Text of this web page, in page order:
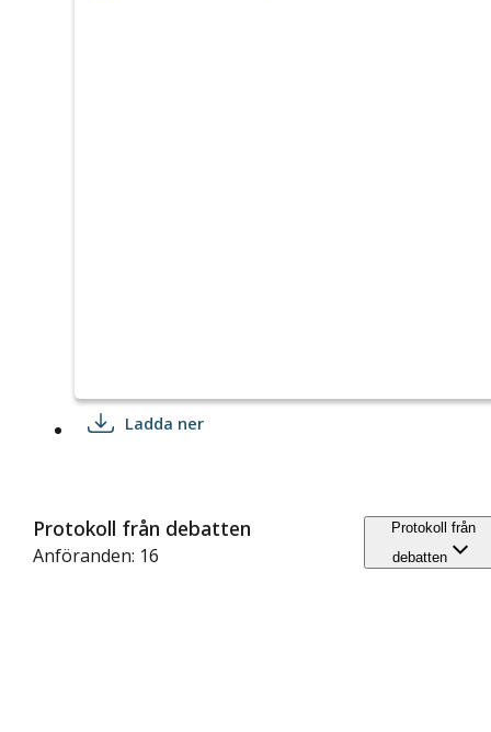
Ladda ner
Protokoll från debatten
Anföranden: 16
Protokoll från
debatten